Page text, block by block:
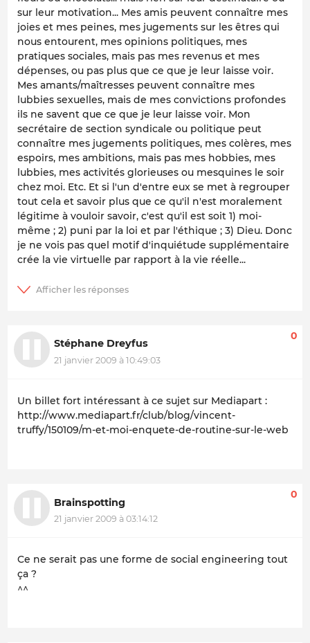
sur leur motivation... Mes amis peuvent connaître mes
joies et mes peines, mes jugements sur les êtres qui
nous entourent, mes opinions politiques, mes
pratiques sociales, mais pas mes revenus et mes
dépenses, ou pas plus que ce que je leur laisse voir.
Mes amants/maîtresses peuvent connaître mes
lubbies sexuelles, mais de mes convictions profondes
ils ne savent que ce que je leur laisse voir. Mon
secrétaire de section syndicale ou politique peut
connaître mes jugements politiques, mes colères, mes
espoirs, mes ambitions, mais pas mes hobbies, mes
lubbies, mes activités glorieuses ou mesquines le soir
chez moi. Etc. Et si l'un d'entre eux se met à regrouper
tout cela et savoir plus que ce qu'il n'est moralement
légitime à vouloir savoir, c'est qu'il est soit 1) moi-
même ; 2) puni par la loi et par l'éthique ; 3) Dieu. Donc
je ne vois pas quel motif d'inquiétude supplémentaire
crée la vie virtuelle par rapport à la vie réelle...
Stéphane Dreyfus
21 janvier 2009 à 10:49:03
0
Un billet fort intéressant à ce sujet sur Mediapart :
http://www.mediapart.fr/club/blog/vincent-
truffy/150109/m-et-moi-enquete-de-routine-sur-le-web
Brainspotting
21 janvier 2009 à 03:14:12
0
Ce ne serait pas une forme de social engineering tout
ça ?
^^